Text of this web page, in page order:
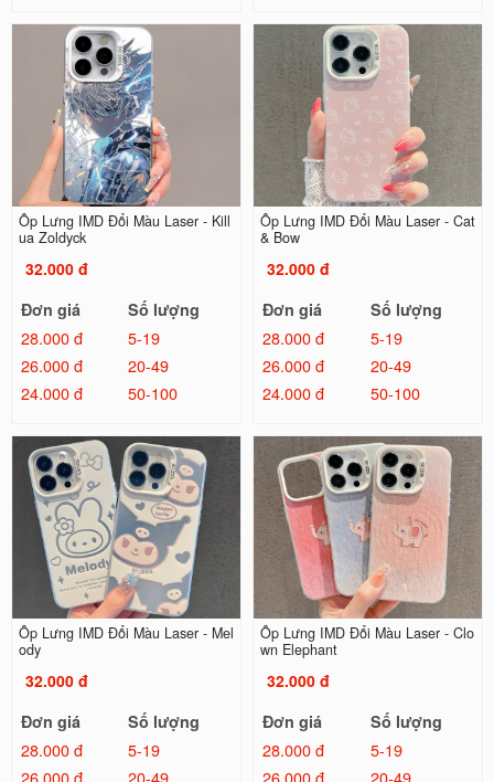
Ốp Lưng IMD Đổi Màu Laser - Kill
ua Zoldyck
32.000 đ
Đơn giá
Số lượng
28.000 đ
5-19
26.000 đ
20-49
24.000 đ
50-100
Ốp Lưng IMD Đổi Màu Laser - Cat
& Bow
32.000 đ
Đơn giá
Số lượng
28.000 đ
5-19
26.000 đ
20-49
24.000 đ
50-100
Ốp Lưng IMD Đổi Màu Laser - Mel
ody
32.000 đ
Đơn giá
Số lượng
28.000 đ
5-19
Ốp Lưng IMD Đổi Màu Laser - Clo
wn Elephant
32.000 đ
Đơn giá
Số lượng
28.000 đ
5-19